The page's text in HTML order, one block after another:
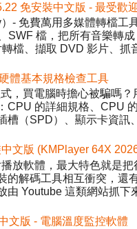
免安裝中文版 - 最受歡
- 免費萬用多媒體轉檔工
SWF 檔，把所有音樂轉
檔、擷取 DVD 影片、抓
體基本規格檢查工具
，買電腦時擔心被騙嗎
CPU 的詳細規格、CPU
槽（SPD）、顯示卡資訊
文版 (KMPlayer 64X
放軟體，最大特色就是
的解碼工具相互衝突，還
由 Youtube 這類網站抓下
文版 - 電腦溫度監控軟體